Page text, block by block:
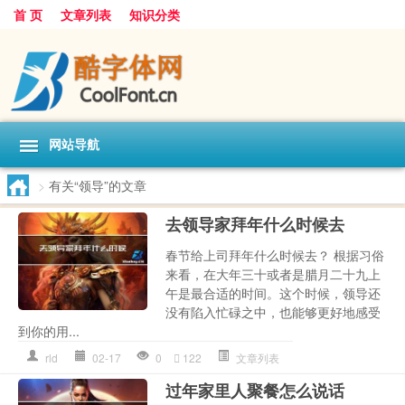
首 页 文章列表 知识分类
网站导航
> 有关“领导”的文章
去领导家拜年什么时候去
春节给上司拜年什么时候去？ 根据习俗
来看，在大年三十或者是腊月二十九上
午是最合适的时间。这个时候，领导还
没有陷入忙碌之中，也能够更好地感受
到你的用...
rld 02-17 0 122 文章列表
过年家里人聚餐怎么说话